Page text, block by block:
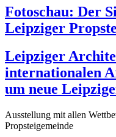
Fotoschau: Der
Leipziger
Leipziger
internationalen
um neue
Ausstellung mit allen
Propsteigemeinde